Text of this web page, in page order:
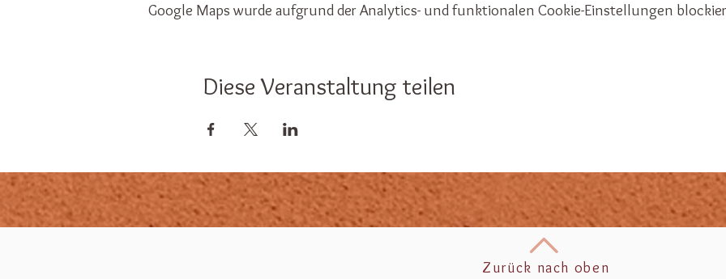
Google Maps wurde aufgrund der Analytics- und funktionalen Cookie-Einstellungen
Diese Veranstaltung teilen
Zurück nach oben